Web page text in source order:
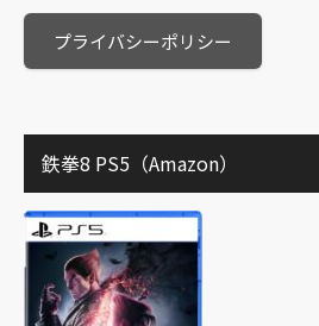
プライバシーポリシー
鉄拳8 PS5（Amazon）